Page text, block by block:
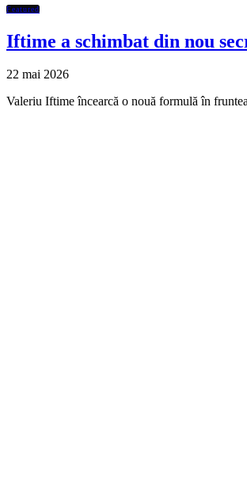
Featured
Iftime a schimbat din nou
22 mai 2026
Valeriu Iftime încearcă o nouă formulă în